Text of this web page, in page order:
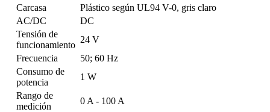
Carcasa
Plástico según UL94 V-0, gris claro
AC/DC
DC
Tensión de
funcionamiento
24 V
Frecuencia
50; 60 Hz
Consumo de
potencia
1 W
Rango de
medición
0 A - 100 A